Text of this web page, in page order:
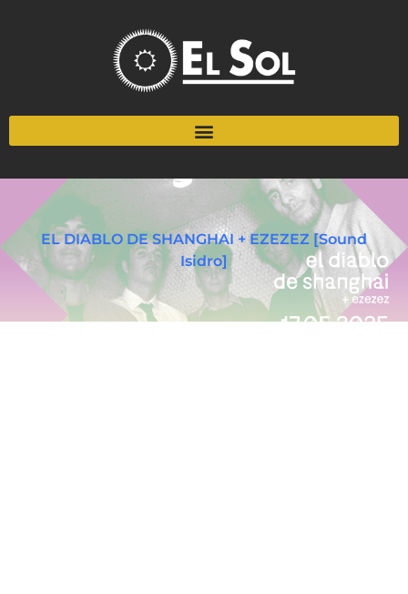
EL DIABLO DE SHANGHAI + EZEZEZ [Sound
Isidro]